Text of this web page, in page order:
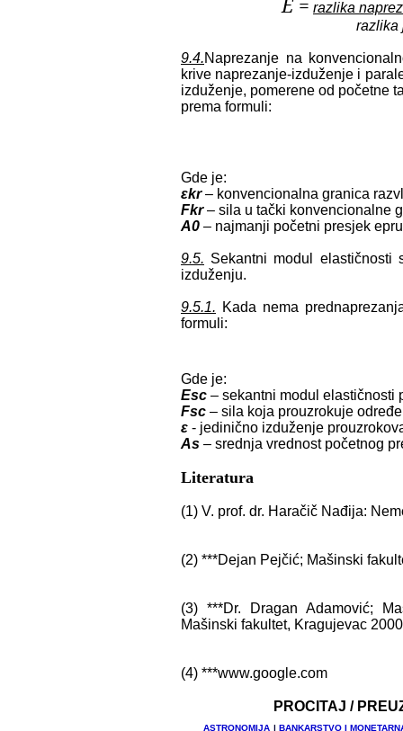
razlika
razlika
9.4.Naprezanje na
krive naprezanje-izduženje i
izduženje, pomerene od početne
prema formuli:
Gde je:
εkr– konvencionalna granica
Fkr– sila u tački konvencionalne
A0 – najmanji početni presjek
9.5. Sekantni modul elastičnosti
izduženju.
9.5.1. Kada nema
formuli:
Gde je:
Esc – sekantni modul elastičnosti
Fsc – sila koja prouzrokuje
ε - jedinično izduženje
As – srednja vrednost početnog
Literatura
(1) V. prof. dr. Haračič Nađija:
(2) ***Dejan Pejčić; Mašinski
(3) ***Dr. Dragan Adamović;
Mašinski fakultet, Kragujevac
(4) ***www.google.com
PROCITAJ /
ASTRONOMIJA | BANKARSTVO I